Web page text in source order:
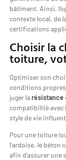
bâtiment. Ainsi,
contexte local, de
certifications
Choisir la
toiture,
Optimiser son
conditions
juger larésistance
compatibilité avec
style de vie
Pour une toiture
l’ardoise, le béton
afin d’assurer une